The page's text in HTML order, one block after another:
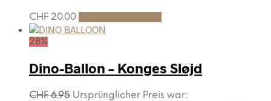
CHF 20.00
28%
Dino-Ballon – Konges Sløjd
CHF6.95 Ursprünglicher Preis war: